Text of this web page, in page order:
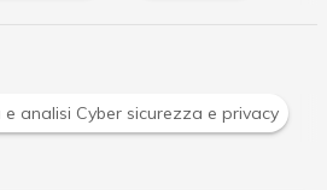
ultime news in tempo reale e gli